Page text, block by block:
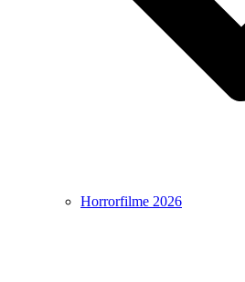
Horrorfilme 2026